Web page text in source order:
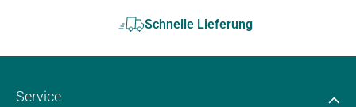
Schnelle Lieferung
Service